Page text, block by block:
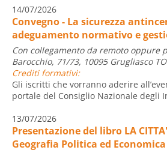
14/07/2026
Convegno - La sicurezza
adeguamento normativo e
Con collegamento da remoto oppure
Barocchio, 71/73, 10095 Grugliasco TO
Crediti formativi:
Gli iscritti che vorranno aderire
portale del Consiglio Nazionale degli
13/07/2026
Presentazione del libro LA
Geografia Politica ed